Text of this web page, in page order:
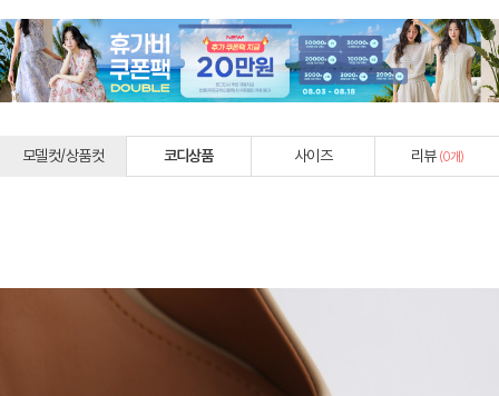
모델컷/상품컷 코디상품 사이즈 리뷰 (0개)